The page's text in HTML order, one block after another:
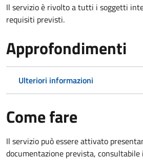
Il servizio è rivolto a tutti i soggetti
requisiti previsti.
Approfondimenti
Ulteriori informazioni
Come fare
Il servizio può essere attivato
documentazione prevista, consultabile